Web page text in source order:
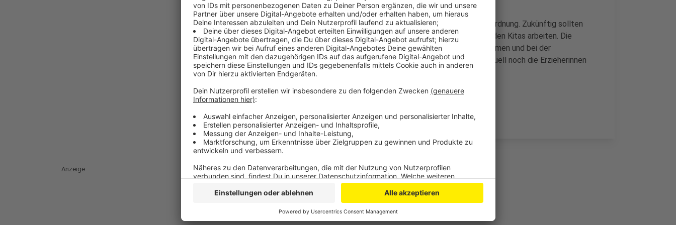
Die AWO fordert in dem Konzept eine Änderung der Personalverordnung. Zukünftig sollten
70% Fachkräfte und 30% sogenannte profilergänzende Kräfte in den Kitas arbeiten. Die
ergänzenden Kräfte sollen dann administrative Aufgaben übernehmen und bei der
Instandhaltung und dem Haushalt der Kitas helfen. Dafür sind aktuell noch die Erzieherinnen
und Erzieher verantwortlicht.
Anzeige
Anzeige